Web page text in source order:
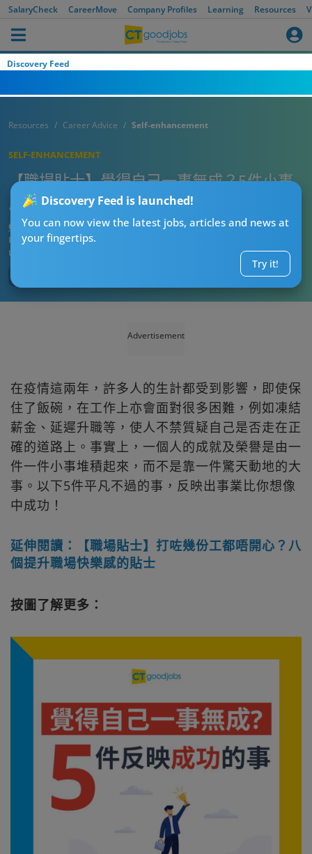
SalaryCheck CareerMove Company Profiles Learning Resources
Discovery Feed
Discovery Feed is launched!
You can now view the latest jobs, articles and news at
your fingertips.
Try it!
Resources Career Advice Self-enhancement
SELF-ENHANCEMENT
【職場貼士】覺得自己一事無成？5件小事
反映出事業比你想像中成功
CTgoodjobs’ Editor
Published:2023-10-13
Updated:
Advertisement
在疫情這兩年，許多人的生計都受到影響，即使保
住了飯碗，在工作上亦會面對很多困難，例如凍結
薪金、延遲升職等，使人不禁質疑自己是否走在正
確的道路上。事實上，一個人的成就及榮譽是由一
件一件小事堆積起來，而不是靠一件驚天動地的大
事。以下5件平凡不過的事，反映出事業比你想像
中成功！
延伸閱讀：【職場貼士】打咗幾份工都唔開心？八
個提升職場快樂感的貼士
按圖了解更多：